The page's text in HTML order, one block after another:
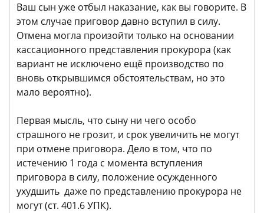
Ваш сын уже отбыл наказание, как вы говорите. В
этом случае приговор давно вступил в силу.
Отмена могла произойти только на основании
кассационного представления прокурора (как
вариант не исключено ещё производство по
вновь открывшимся обстоятельствам, но это
мало вероятно).
Первая мысль, что сыну ни чего особо
страшного не грозит, и срок увеличить не могут
при отмене приговора. Дело в том, что по
истечению 1 года с момента вступления
приговора в силу, положение осужденного
ухудшить даже по представлению прокурора не
могут (ст. 401.6 УПК).